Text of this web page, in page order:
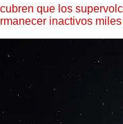
que los
inactivos